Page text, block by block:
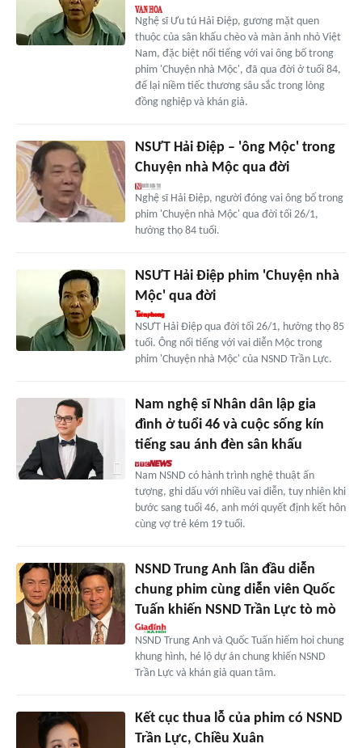
Nghệ sĩ Ưu tú Hải Điệp, gương mặt quen
thuộc của sân khấu chèo và màn ảnh nhỏ Việt
Nam, đặc biệt nổi tiếng với vai ông bố trong
phim 'Chuyện nhà Mộc', đã qua đời ở tuổi 84,
để lại niềm tiếc thương sâu sắc trong lòng
đồng nghiệp và khán giả.
NSƯT Hải Điệp – 'ông Mộc' trong
Chuyện nhà Mộc qua đời
Nghệ sĩ Hải Điệp, người đóng vai ông bố trong
phim 'Chuyện nhà Mộc' qua đời tối 26/1,
hưởng thọ 84 tuổi.
NSƯT Hải Điệp phim 'Chuyện nhà
Mộc' qua đời
NSƯT Hải Điệp qua đời tối 26/1, hưởng thọ 85
tuổi. Ông nổi tiếng với vai diễn Mộc trong
phim 'Chuyện nhà Mộc' của NSND Trần Lực.
Nam nghệ sĩ Nhân dân lập gia
đình ở tuổi 46 và cuộc sống kín
tiếng sau ánh đèn sân khấu
Nam NSND có hành trình nghệ thuật ấn
tượng, ghi dấu với nhiều vai diễn, tuy nhiên khi
bước sang tuổi 46, anh mới quyết định kết hôn
cùng vợ trẻ kém 19 tuổi.
NSND Trung Anh lần đầu diễn
chung phim cùng diễn viên Quốc
Tuấn khiến NSND Trần Lực tò mò
NSND Trung Anh và Quốc Tuấn hiếm hoi chung
khung hình, hé lộ dự án chung khiến NSND
Trần Lực và khán giả quan tâm.
Kết cục thua lỗ của phim có NSND
Trần Lực, Chiều Xuân